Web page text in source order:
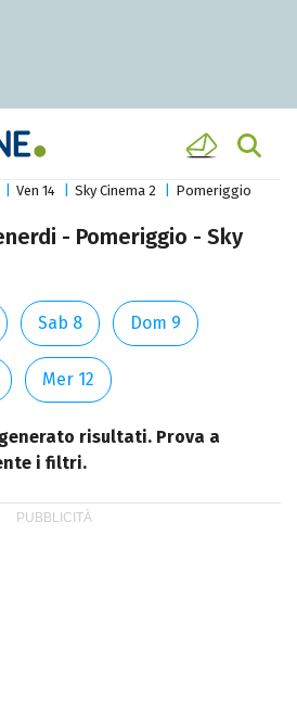
Ven 14 Sky Cinema 2 Pomeriggio
- Pomeriggio - Sky
Sab 8 Dom 9
Mer 12
risultati. Prova a
i filtri.